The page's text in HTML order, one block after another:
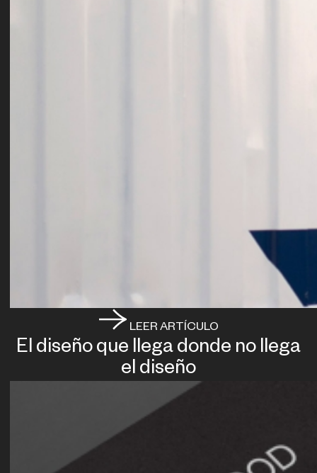
LEER ARTÍCULO
El diseño que llega donde no llega
el diseño